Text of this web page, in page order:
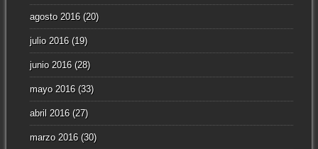
agosto 2016(20)
julio 2016(19)
junio 2016(28)
mayo 2016(33)
abril 2016(27)
marzo 2016(30)